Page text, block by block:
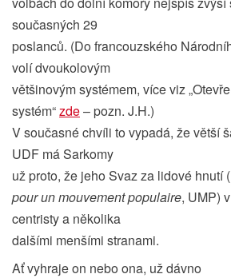
současných 29
poslanců. (Do francouzského
volí dvoukolovým
většinovým systémem, více viz
systém“zde– pozn. J.H.)
V současné chvíli to vypadá, že větší
UDF má Sarkomy
už proto, že jeho Svaz za lidové hnutí (
pour un mouvement populaire, UMP)
centristy a několika
dalšími menšími stranami.
Ať vyhraje on nebo ona, už dávno